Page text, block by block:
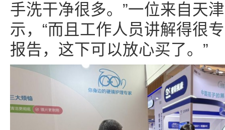
手洗干净很多。”一位来自天
示，“而且工作人员讲解得很
报告，这下可以放心买了。”